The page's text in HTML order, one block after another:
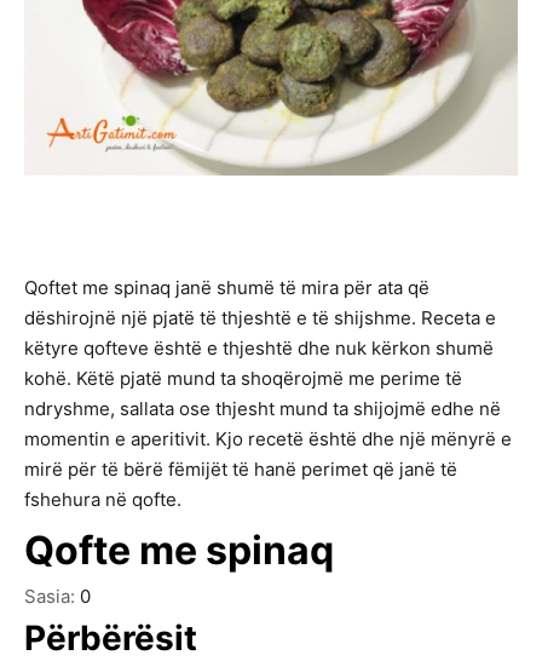
Qoftet me spinaq janë shumë të mira për ata që
dëshirojnë një pjatë të thjeshtë e të shijshme. Receta e
këtyre qofteve është e thjeshtë dhe nuk kërkon shumë
kohë. Këtë pjatë mund ta shoqërojmë me perime të
ndryshme, sallata ose thjesht mund ta shijojmë edhe në
momentin e aperitivit. Kjo recetë është dhe një mënyrë e
mirë për të bërë fëmijët të hanë perimet që janë të
fshehura në qofte.
Qofte me spinaq
Sasia: 0
Përbërësit